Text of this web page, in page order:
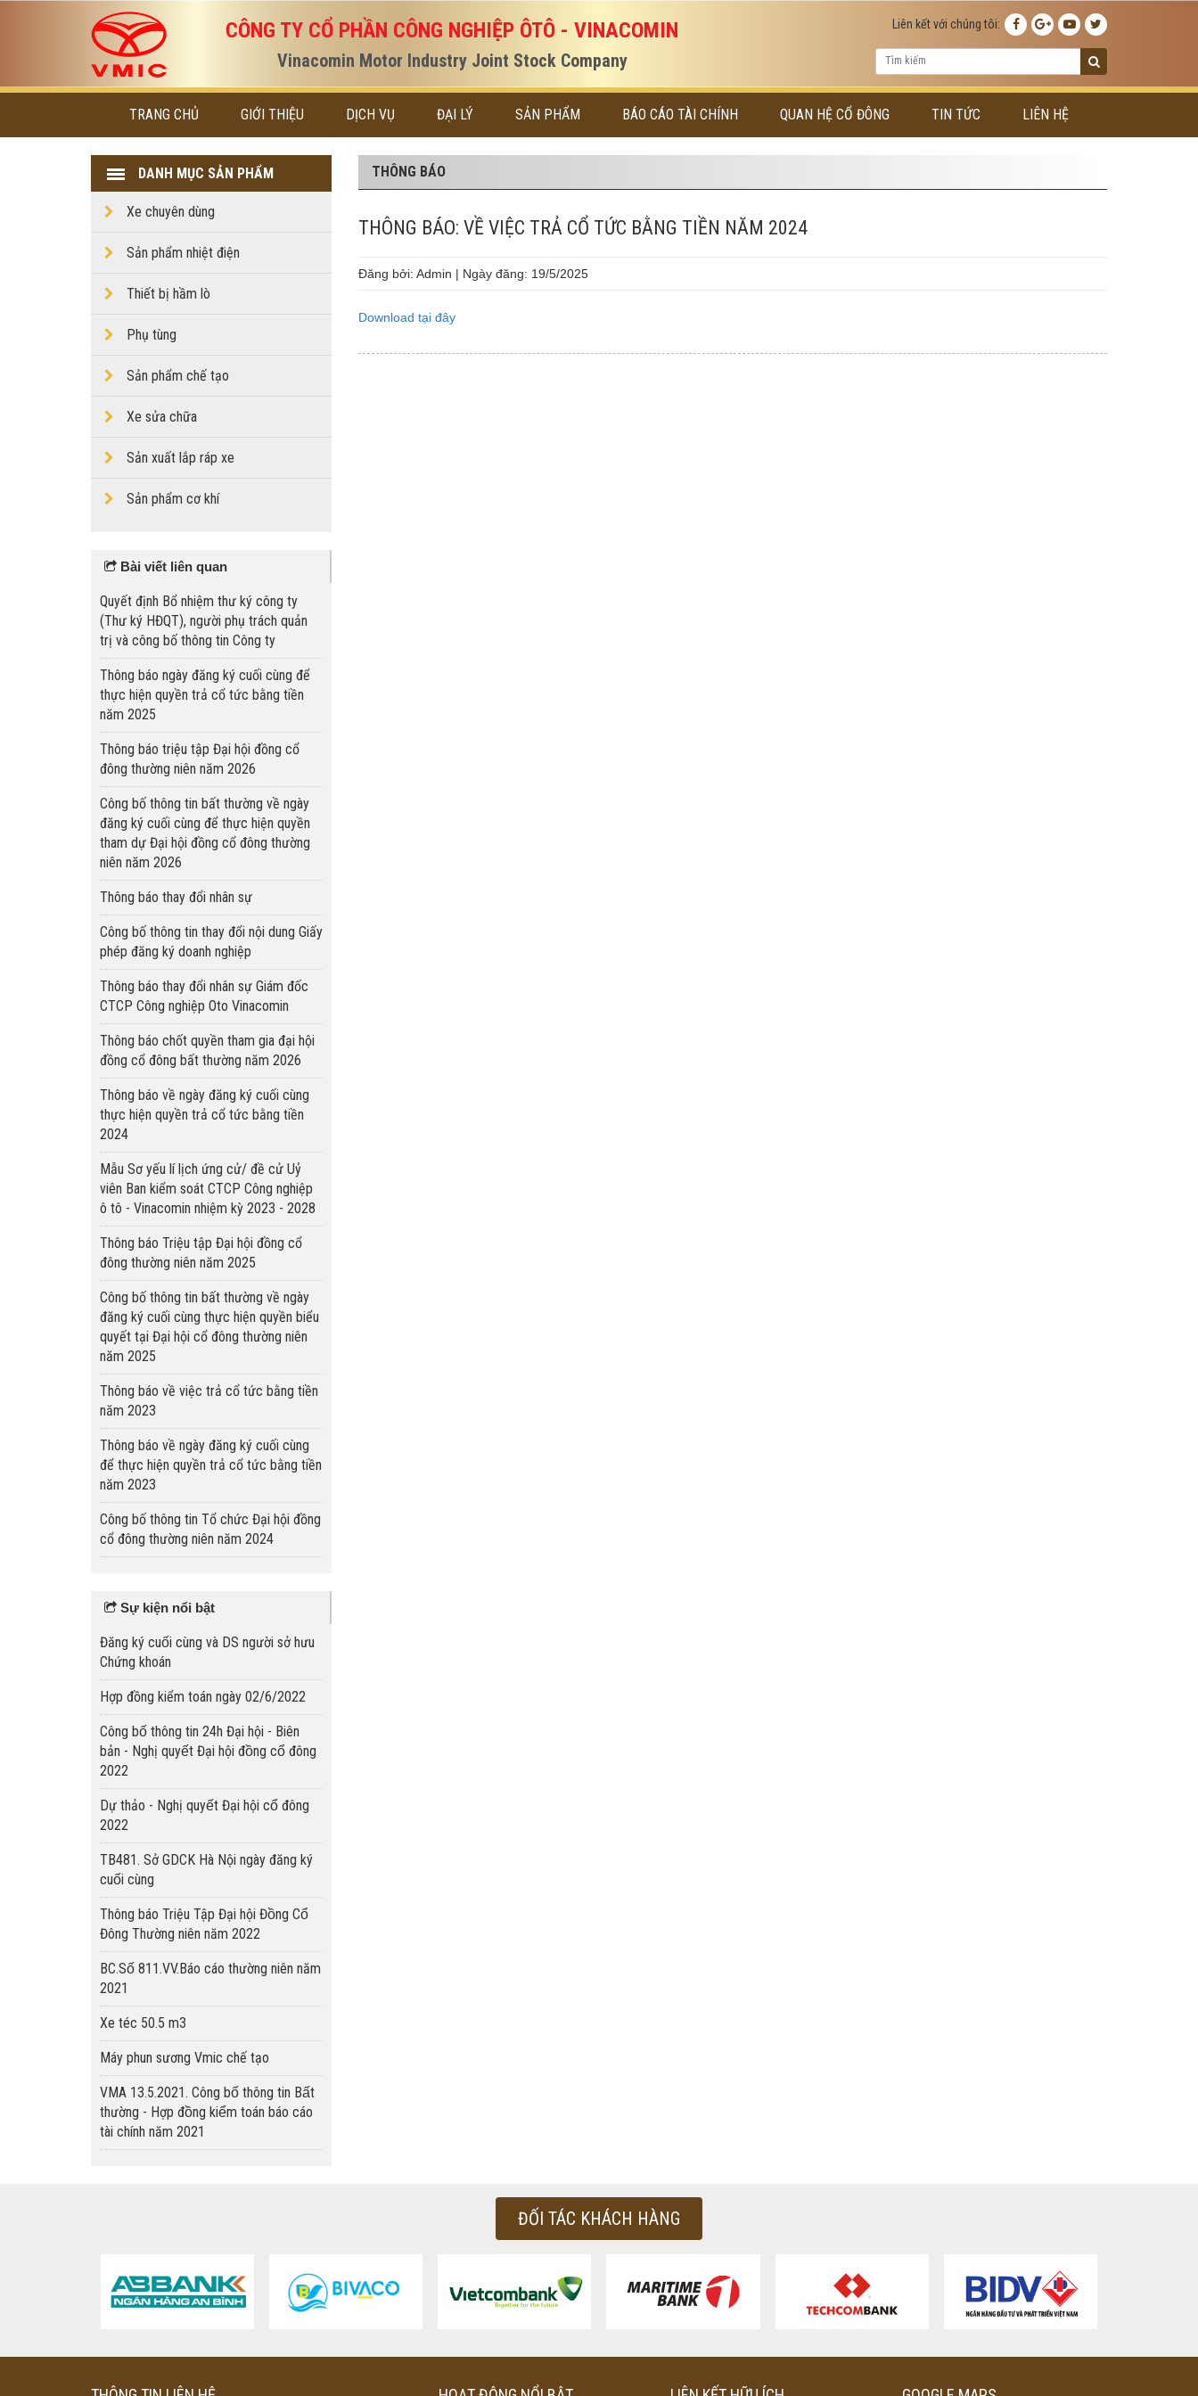
CÔNG TY CỔ PHẦN CÔNG NGHIỆP ÔTÔ - VINACOMIN
Vinacomin Motor Industry Joint Stock Company
Liên kết với chúng tôi:
TRANG CHỦ GIỚI THIỆU DỊCH VỤ ĐẠI LÝ SẢN PHẨM BÁO CÁO TÀI CHÍNH QUAN HỆ CỔ ĐÔNG TIN TỨC LIÊN HỆ
THÔNG BÁO
THÔNG BÁO: VỀ VIỆC TRẢ CỔ TỨC BẰNG TIỀN NĂM 2024
Đăng bởi: Admin | Ngày đăng: 19/5/2025
Download tại đây
DANH MỤC SẢN PHẨM
Xe chuyên dùng
Sản phẩm nhiệt điện
Thiết bị hầm lò
Phụ tùng
Sản phẩm chế tạo
Xe sửa chữa
Sản xuất lắp ráp xe
Sản phẩm cơ khí
Bài viết liên quan
Quyết định Bổ nhiệm thư ký công ty
(Thư ký HĐQT), người phụ trách quản
trị và công bố thông tin Công ty
Thông báo ngày đăng ký cuối cùng để
thực hiện quyền trả cổ tức bằng tiền
năm 2025
Thông báo triệu tập Đại hội đồng cổ
đông thường niên năm 2026
Công bố thông tin bất thường về ngày
đăng ký cuối cùng để thực hiện quyền
tham dự Đại hội đồng cổ đông thường
niên năm 2026
Thông báo thay đổi nhân sự
Công bố thông tin thay đổi nội dung Giấy
phép đăng ký doanh nghiệp
Thông báo thay đổi nhân sự Giám đốc
CTCP Công nghiệp Oto Vinacomin
Thông báo chốt quyền tham gia đại hội
đồng cổ đông bất thường năm 2026
Thông báo về ngày đăng ký cuối cùng
thực hiện quyền trả cổ tức bằng tiền
2024
Mẫu Sơ yếu lí lịch ứng cử/ đề cử Uỷ
viên Ban kiểm soát CTCP Công nghiệp
ô tô - Vinacomin nhiệm kỳ 2023 - 2028
Thông báo Triệu tập Đại hội đồng cổ
đông thường niên năm 2025
Công bố thông tin bất thường về ngày
đăng ký cuối cùng thực hiện quyền biểu
quyết tại Đại hội cổ đông thường niên
năm 2025
Thông báo về việc trả cổ tức bằng tiền
năm 2023
Thông báo về ngày đăng ký cuối cùng
để thực hiện quyền trả cổ tức bằng tiền
năm 2023
Công bố thông tin Tổ chức Đại hội đồng
cổ đông thường niên năm 2024
Sự kiện nổi bật
Đăng ký cuối cùng và DS người sở hưu
Chứng khoán
Hợp đồng kiểm toán ngày 02/6/2022
Công bố thông tin 24h Đại hội - Biên
bản - Nghị quyết Đại hội đồng cổ đông
2022
Dự thảo - Nghị quyết Đại hội cổ đông
2022
TB481. Sở GDCK Hà Nội ngày đăng ký
cuối cùng
Thông báo Triệu Tập Đại hội Đồng Cổ
Đông Thường niên năm 2022
BC.Số 811.VV.Báo cáo thường niên năm
2021
Xe téc 50.5 m3
Máy phun sương Vmic chế tạo
VMA 13.5.2021. Công bố thông tin Bất
thường - Hợp đồng kiểm toán báo cáo
tài chính năm 2021
ĐỐI TÁC KHÁCH HÀNG